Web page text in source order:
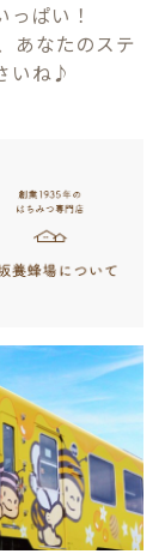
ぱい！
あなたのステ
いね♪